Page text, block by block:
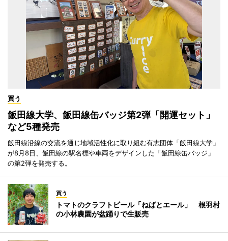
買う
飯田線大学、飯田線缶バッジ第2弾「開運セット」
など5種発売
飯田線沿線の交流を通じ地域活性化に取り組む有志団体「飯田線大学」
が8月8日、飯田線の駅名標や車両をデザインした「飯田線缶バッジ」
の第2弾を発売する。
買う
トマトのクラフトビール「ねばとエール」 根羽村
の小林農園が盆踊りで生販売